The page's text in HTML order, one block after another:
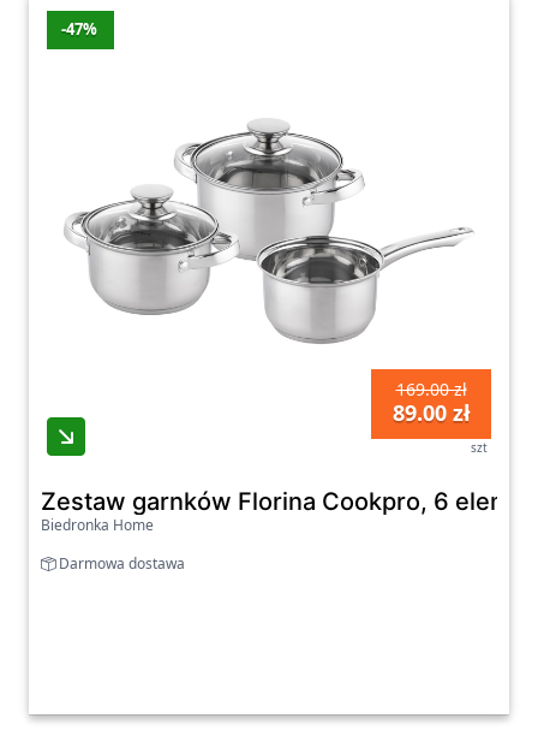
-47%
169.00 zł
89.00 zł
szt
Zestaw garnków Florina Cookpro, 6
Biedronka Home
Darmowa dostawa